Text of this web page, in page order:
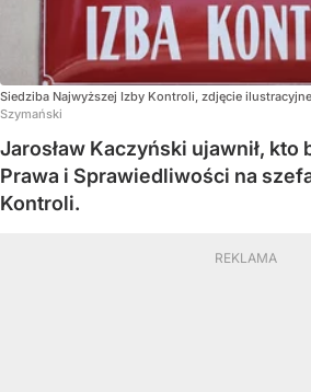
Siedziba Najwyższej Izby Kontroli, zdjęcie ilustracyjne
Szymański
Jarosław Kaczyński ujawnił, kto
Prawa i Sprawiedliwości na
Kontroli.